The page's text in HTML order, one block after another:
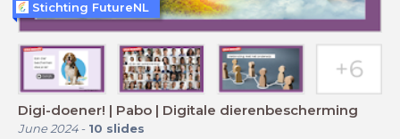
Digi-doener! | Pabo | Digitale dierenbescherming
June 2024- 10 slides
Stichting FutureNL